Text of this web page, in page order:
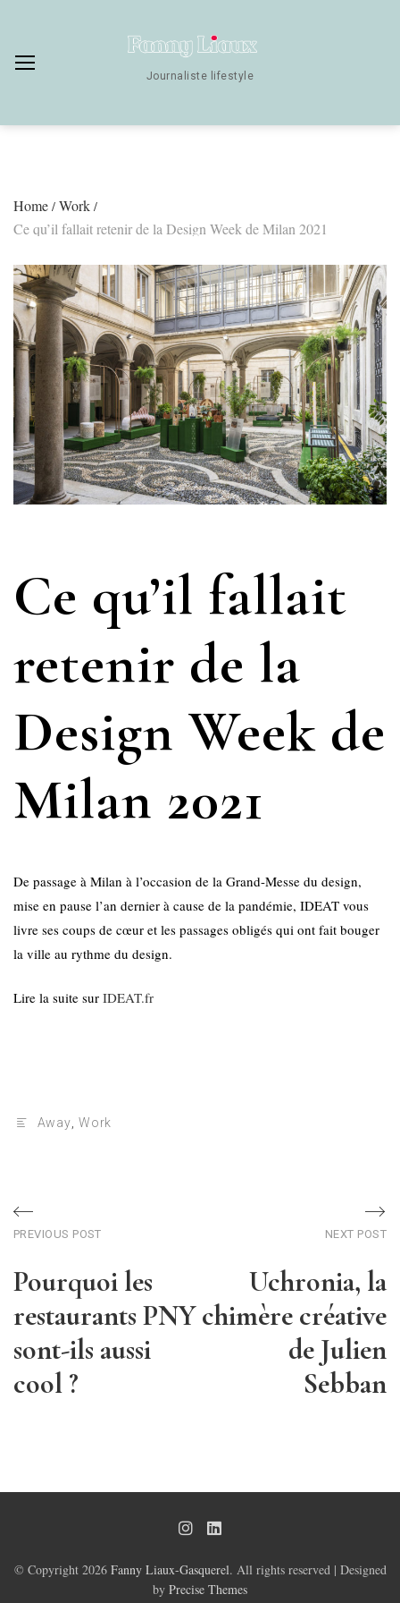
content
Journaliste lifestyle
Home / Work /
Ce qu’il fallait retenir de la Design Week de Milan 2021
Ce qu’il fallait
retenir de la
Design Week de
Milan 2021
De passage à Milan à l’occasion de la Grand-Messe du design,
mise en pause l’an dernier à cause de la pandémie, IDEAT vous
livre ses coups de cœur et les passages obligés qui ont fait bouger
la ville au rythme du design.
Lire la suite sur IDEAT.fr
Away Work
Post
navigation
PREVIOUS POSTPrevious
Pourquoi les
restaurants PNY
sont-ils aussi
cool ?
NEXT POST
Uchronia, la
chimère créative
de Julien
Sebban
© Copyright 2026 Fanny Liaux-Gasquerel. All rights reserved| Designed
by Precise Themes